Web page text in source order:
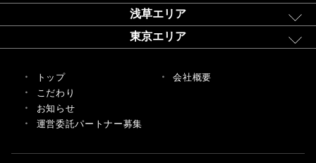
浅草エリア
東京エリア
トップ
こだわり
お知らせ
運営委託パートナー募集
会社概要